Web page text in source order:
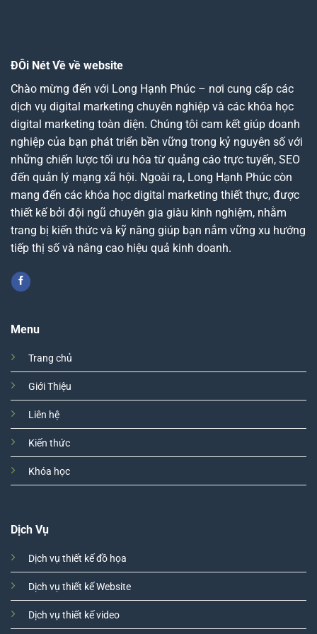
ĐÔi Nét Về về website
Chào mừng đến với Long Hạnh Phúc – nơi cung cấp các
dịch vụ digital marketing chuyên nghiệp và các khóa học
digital marketing toàn diện. Chúng tôi cam kết giúp doanh
nghiệp của bạn phát triển bền vững trong kỷ nguyên số với
những chiến lược tối ưu hóa từ quảng cáo trực tuyến, SEO
đến quản lý mạng xã hội. Ngoài ra, Long Hạnh Phúc còn
mang đến các khóa học digital marketing thiết thực, được
thiết kế bởi đội ngũ chuyên gia giàu kinh nghiệm, nhằm
trang bị kiến thức và kỹ năng giúp bạn nắm vững xu hướng
tiếp thị số và nâng cao hiệu quả kinh doanh.
Menu
Trang chủ
Giới Thiệu
Liên hệ
Kiến thức
Khóa học
Dịch Vụ
Dịch vụ thiết kế đồ họa
Dịch vụ thiết kế Website
Dịch vụ thiết kế video